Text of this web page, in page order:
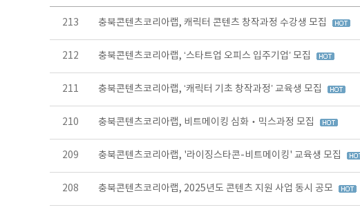
보도자료 목록 - 번호, 제목, 작성자, 파일, 조회수, 작성일 정보 제공
213 충북콘텐츠코리아랩, 캐릭터 콘텐츠 창작과정 수강생 모집
212 충북콘텐츠코리아랩, ‘스타트업 오피스 입주기업’ 모집
211 충북콘텐츠코리아랩, ‘캐릭터 기초 창작과정’ 교육생 모집
210 충북콘텐츠코리아랩, 비트메이킹 심화‧믹스과정 모집
209 충북콘텐츠코리아랩, '라이징스타콘-비트메이킹' 교육생 모집
208 충북콘텐츠코리아랩, 2025년도 콘텐츠 지원 사업 동시 공모